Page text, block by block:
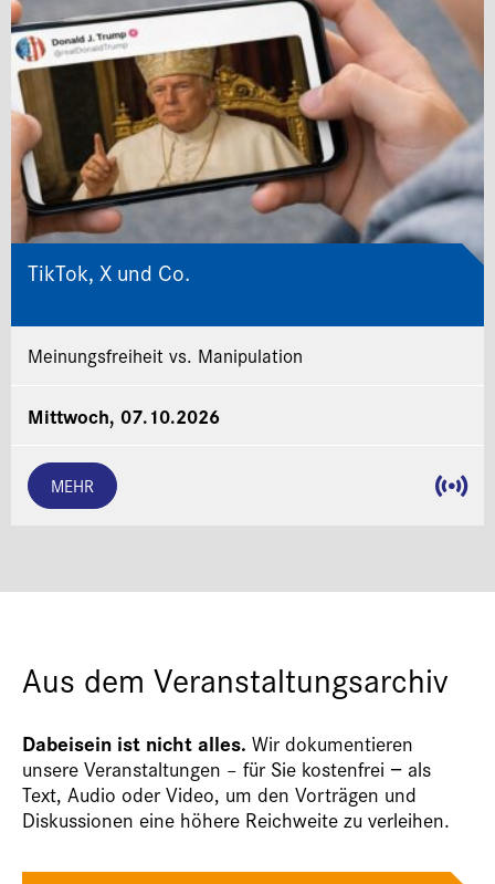
TikTok, X und Co.
Meinungsfreiheit vs. Manipulation
Mittwoch, 07.10.2026
MEHR
Aus dem Veranstaltungsarchiv
Dabeisein ist nicht alles. Wir dokumentieren
unsere Veranstaltungen – für Sie kostenfrei − als
Text, Audio oder Video, um den Vorträgen und
Diskussionen eine höhere Reichweite zu verleihen.